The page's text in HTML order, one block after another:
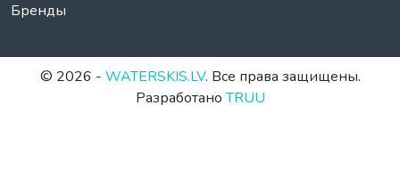
Бренды
© 2026 - WATERSKIS.LV. Все права защищены.
РазработаноTRUU